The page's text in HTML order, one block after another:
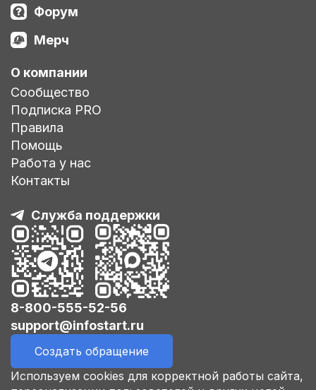
Форум
Мерч
О компании
Сообщество
Подписка PRO
Правила
Помощь
Работа у нас
Контакты
Служба поддержки
8-800-555-52-56
support@infostart.ru
Создать обращение
Используем cookies для корректной работы сайта,